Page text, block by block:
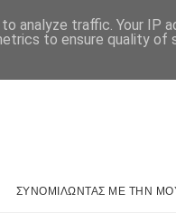
ΣΥΝΟΜΙΛΩΝΤΑΣ ΜΕ ΤΗΝ
analyze traffic. Your IP
to ensure quality of